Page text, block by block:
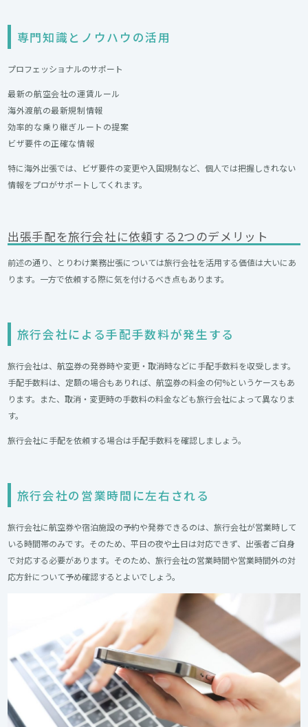
専門知識とノウハウの活用
プロフェッショナルのサポート
最新の航空会社の運賃ルール
海外渡航の最新規制情報
効率的な乗り継ぎルートの提案
ビザ要件の正確な情報
特に海外出張では、ビザ要件の変更や入国規制など、個人では把握しきれない
情報をプロがサポートしてくれます。
出張手配を旅行会社に依頼する2つのデメリット
前述の通り、とりわけ業務出張については旅行会社を活用する価値は大いにあ
ります。一方で依頼する際に気を付けるべき点もあります。
旅行会社による手配手数料が発生する
旅行会社は、航空券の発券時や変更・取消時などに手配手数料を収受します。
手配手数料は、定額の場合もありれば、航空券の料金の何%というケースもあ
ります。また、取消・変更時の手数料の料金なども旅行会社によって異なりま
す。
旅行会社に手配を依頼する場合は手配手数料を確認しましょう。
旅行会社の営業時間に左右される
旅行会社に航空券や宿泊施設の予約や発券できるのは、旅行会社が営業時して
いる時間帯のみです。そのため、平日の夜や土日は対応できず、出張者ご自身
で対応する必要があります。そのため、旅行会社の営業時間や営業時間外の対
応方針について予め確認するとよいでしょう。